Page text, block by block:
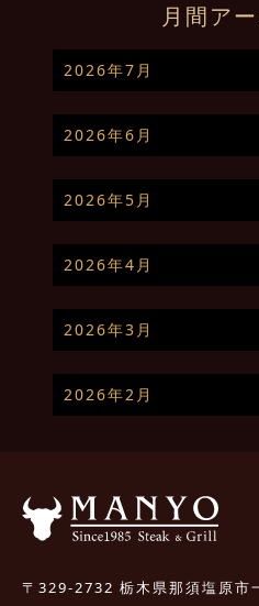
月間ア
2026年7月
2026年6月
2026年5月
2026年4月
2026年3月
2026年2月
〒329-2732 栃木県那須塩原市